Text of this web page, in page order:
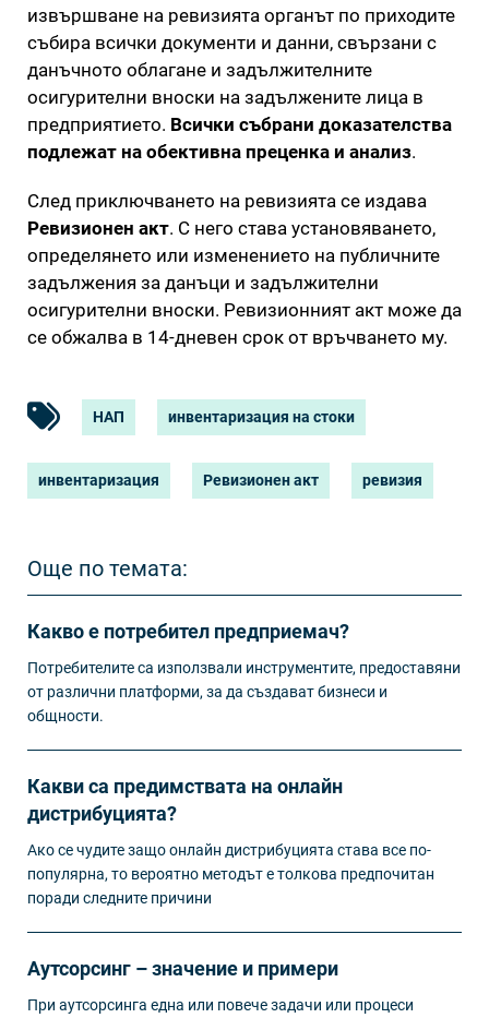
извършване на ревизията органът по приходите
събира всички документи и данни, свързани с
данъчното облагане и задължителните
осигурителни вноски на задължените лица в
предприятието. Всички събрани доказателства
подлежат на обективна преценка и анализ.
След приключването на ревизията се издава
Ревизионен акт. С него става установяването,
определянето или изменението на публичните
задължения за данъци и задължителни
осигурителни вноски. Ревизионният акт може да
се обжалва в 14-дневен срок от връчването му.
НАП инвентаризация на стоки
инвентаризация Ревизионен акт ревизия
Още по темата:
Какво е потребител предприемач?
Потребителите са използвали инструментите, предоставяни
от различни платформи, за да създават бизнеси и
общности.
Какви са предимствата на онлайн
дистрибуцията?
Ако се чудите защо онлайн дистрибуцията става все по-
популярна, то вероятно методът е толкова предпочитан
поради следните причини
Аутсорсинг – значение и примери
При аутсорсинга една или повече задачи или процеси